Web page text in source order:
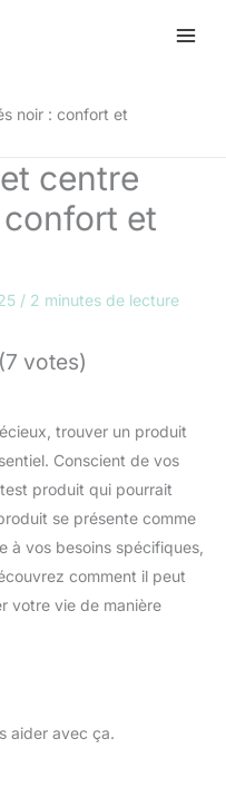
noir : confort et
centre
confort et
/ 2 minutes de lecture
votes)
trouver un produit
Conscient de vos
produit qui pourrait
se présente comme
à vos besoins spécifiques,
comment il peut
votre vie de manière
aider avec ça.